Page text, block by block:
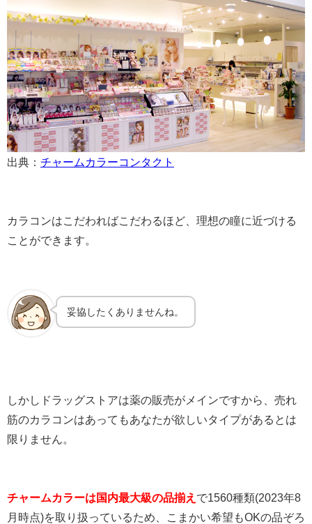
出典： チャームカラーコンタクト
カラコンはこだわればこだわるほど、理想の瞳に近づける
ことができます。
妥協したくありませんね。
しかしドラッグストアは薬の販売がメインですから、売れ
筋のカラコンはあってもあなたが欲しいタイプがあるとは
限りません。
チャームカラーは国内最大級の品揃え で1560種類(2023年8
月時点)を取り扱っているため、こまかい希望もOKの品ぞろ